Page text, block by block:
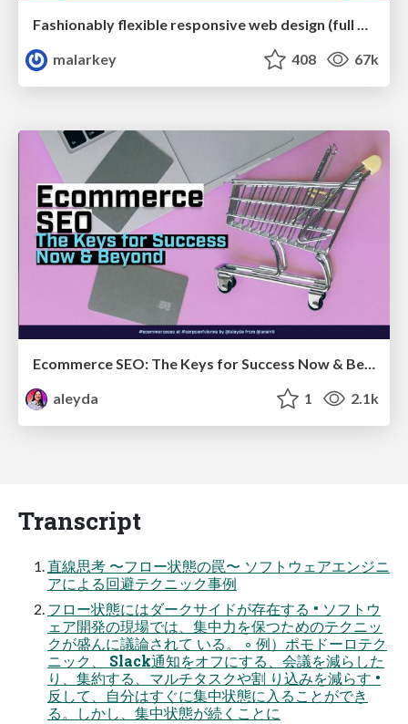
Fashionably flexible responsive web design (full day workshop)
malarkey
408 67k
Ecommerce SEO: The Keys for Success Now & Beyond - #SERPConf2024
aleyda
1 2.1k
Transcript
直線思考 〜フロー状態の罠〜 ソフトウェアエンジニ
アによる回避テクニック事例
フロー状態にはダークサイドが存在する • ソフトウ
ェア開発の現場では、集中力を保つためのテクニッ
クが盛んに議論されて いる。 ◦ 例）ポモドーロテク
ニック、 Slack通知をオフにする、会議を減らした
り、集約する、マルチタスクや割 り込みを減らす •
反して、自分はすぐに集中状態に入ることができ
る。しかし、集中状態が続くことに